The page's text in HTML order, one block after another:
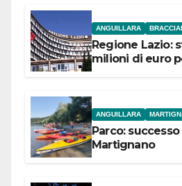
ANGUILLARA
Regione Lazio:
milioni di euro
ANGUILLARA
Parco:
Martignano